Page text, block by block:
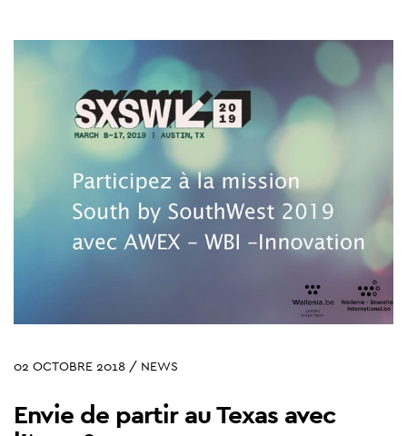
02 OCTOBRE 2018 / NEWS
Envie de partir au Texas avec